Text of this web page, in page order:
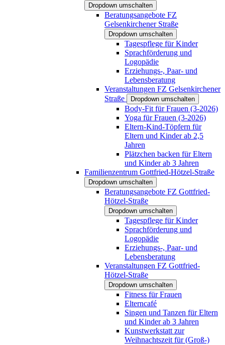
Dropdown umschalten
Beratungsangebote FZ
Gelsenkirchener Straße
Dropdown umschalten
Tagespflege für Kinder
Sprachförderung und
Logopädie
Erziehungs-, Paar- und
Lebensberatung
Veranstaltungen FZ Gelsenkirchener
Straße
Dropdown umschalten
Body-Fit für Frauen (3-2026)
Yoga für Frauen (3-2026)
Eltern-Kind-Töpfern für
Eltern und Kinder ab 2,5
Jahren
Plätzchen backen für Eltern
und Kinder ab 3 Jahren
Familienzentrum Gottfried-Hötzel-Straße
Dropdown umschalten
Beratungsangebote FZ Gottfried-
Hötzel-Straße
Dropdown umschalten
Tagespflege für Kinder
Sprachförderung und
Logopädie
Erziehungs-, Paar- und
Lebensberatung
Veranstaltungen FZ Gottfried-
Hötzel-Straße
Dropdown umschalten
Fitness für Frauen
Elterncafé
Singen und Tanzen für Eltern
und Kinder ab 3 Jahren
Kunstwerkstatt zur
Weihnachtszeit für (Groß-)